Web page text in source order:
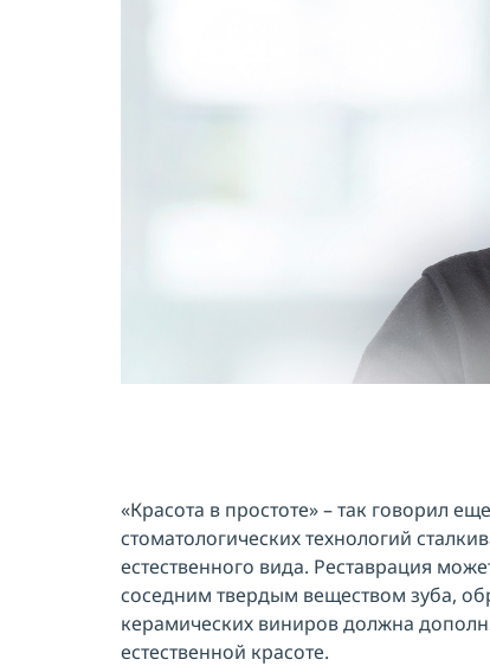
«Красота в простоте» – так говорил
стоматологических технологий
естественного вида. Реставрация
соседним твердым веществом зуба,
керамических виниров должна
естественной красоте.